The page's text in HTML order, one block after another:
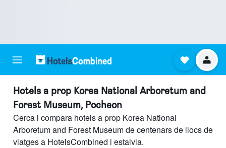
Hotels a prop Korea National Arboretum and
Forest Museum, Pocheon
Cerca i compara hotels a prop Korea National
Arboretum and Forest Museum de centenars de llocs de
viatges a HotelsCombined i estalvia.